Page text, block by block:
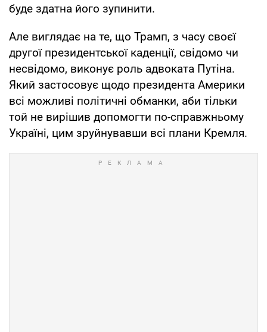
буде здатна його зупинити.
Але виглядає на те, що Трамп, з часу своєї
другої президентської каденції, свідомо чи
несвідомо, виконує роль адвоката Путіна.
Який застосовує щодо президента Америки
всі можливі політичні обманки, аби тільки
той не вирішив допомогти по-справжньому
Україні, цим зруйнувавши всі плани Кремля.